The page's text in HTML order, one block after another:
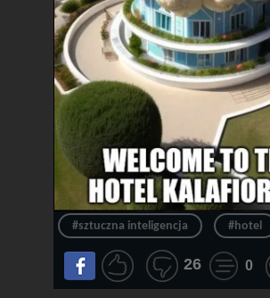
#sztuczna inteligencja #hotel
26 0